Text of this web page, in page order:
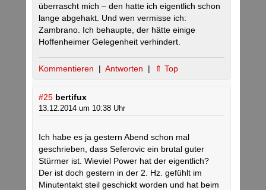
überrascht mich – den hatte ich eigentlich schon
lange abgehakt. Und wen vermisse ich:
Zambrano. Ich behaupte, der hätte einige
Hoffenheimer Gelegenheit verhindert.
Kommentieren | Antworten | ⇑ Top
#25 bertifux
13.12.2014 um 10:38 Uhr
Ich habe es ja gestern Abend schon mal
geschrieben, dass Seferovic ein brutal guter
Stürmer ist. Wieviel Power hat der eigentlich?
Der ist doch gestern in der 2. Hz. gefühlt im
Minutentakt steil geschickt worden und hat beim